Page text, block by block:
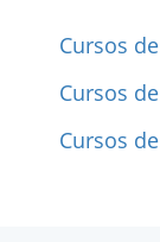
Cursos
Cursos
Cursos